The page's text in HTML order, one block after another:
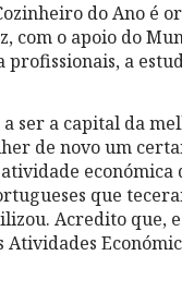
do Ano é
com o apoio do
profissionais, a
ser a capital da
de novo um
económica
que
Acredito que,
Atividades